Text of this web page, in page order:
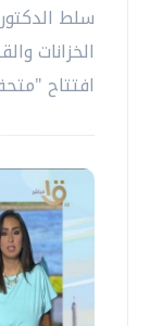
سلط
الخزانات
افتتاح